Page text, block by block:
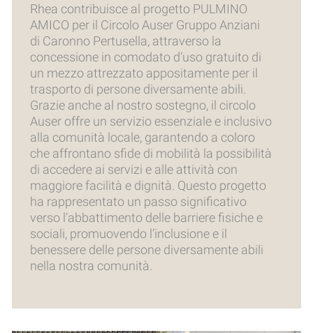
Rhea contribuisce al progetto PULMINO
AMICO per il Circolo Auser Gruppo Anziani
di Caronno Pertusella, attraverso la
concessione in comodato d’uso gratuito di
un mezzo attrezzato appositamente per il
trasporto di persone diversamente abili.
Grazie anche al nostro sostegno, il circolo
Auser offre un servizio essenziale e inclusivo
alla comunità locale, garantendo a coloro
che affrontano sfide di mobilità la possibilità
di accedere ai servizi e alle attività con
maggiore facilità e dignità. Questo progetto
ha rappresentato un passo significativo
verso l’abbattimento delle barriere fisiche e
sociali, promuovendo l’inclusione e il
benessere delle persone diversamente abili
nella nostra comunità.